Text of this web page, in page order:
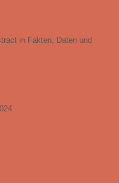
in Fakten, Daten und